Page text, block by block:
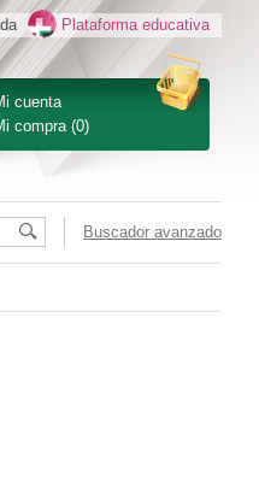
cuenta
compra (0)
Plataforma educativa
Buscador avanzado